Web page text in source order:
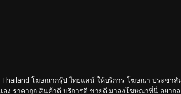
Thailand โฆษณากรุ๊ป ไทยแลน์ ให้บริการ โฆษณา ประชา
อง ราคาถูก สินค้าดี บริการดี ขายดี มาลงโฆษณาที่นี่ อยา